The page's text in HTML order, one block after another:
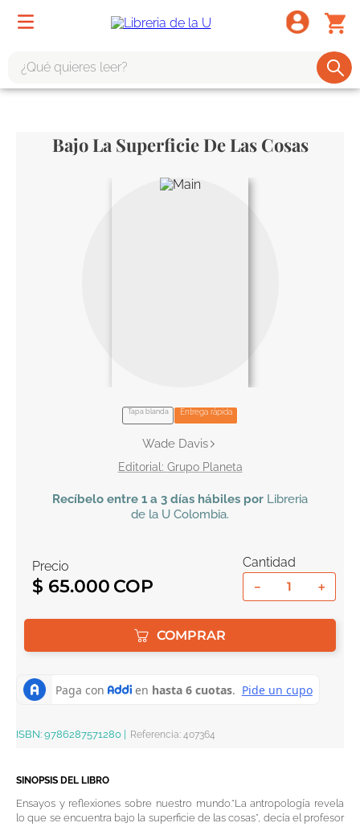
Bajo La Superficie De Las Cosas
Tapa blanda Entrega rápida
Wade Davis
Grupo Planeta
Recíbelo entre 1 a 3 días hábiles por Libreria
de la U Colombia.
Precio
$ 65.000
Cantidad
＋
－
COMPRAR
ISBN: 9786287571280 Referencia: 407364
SINOPSIS DEL LIBRO
Ensayos y reflexiones sobre nuestro mundo.“La antropología revela
lo que se encuentra bajo la superficie de las cosas”, decía el profesor
tote bag -